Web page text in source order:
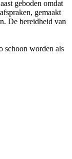
geboden omdat
gemaakt
De bereidheid van
schoon worden als